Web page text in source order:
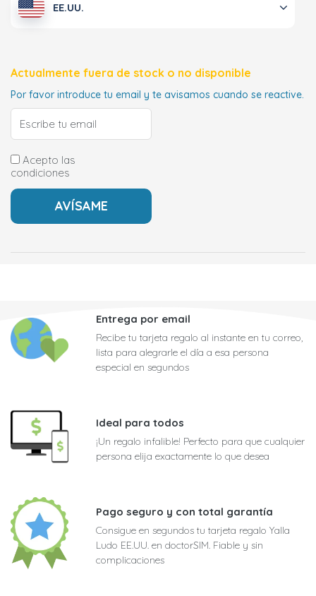
EE.UU.
Actualmente fuera de stock o no disponible
Por favor introduce tu email y te avisamos cuando se reactive.
Acepto las
condiciones
Entrega por email
Recibe tu tarjeta regalo al instante en tu correo,
lista para alegrarle el día a esa persona
especial en segundos
Ideal para todos
¡Un regalo infalible! Perfecto para que cualquier
persona elija exactamente lo que desea
Pago seguro y con total garantía
Consigue en segundos tu tarjeta regalo Yalla
Ludo EE.UU. en doctorSIM. Fiable y sin
complicaciones